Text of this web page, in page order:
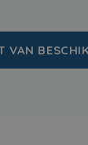
VAN